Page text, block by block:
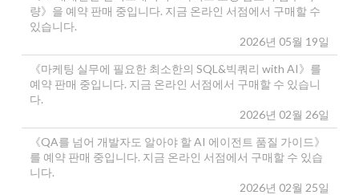
량》을 예약 판매 중입니다. 지금 온라인 서점에서 구매할 수
있습니다.
2026년 05월 19일
《마케팅 실무에 필요한 최소한의 SQL&빅쿼리 with AI》를
예약 판매 중입니다. 지금 온라인 서점에서 구매할 수 있습니
다.
2026년 02월 26일
《QA를 넘어 개발자도 알아야 할 AI 에이전트 품질 가이드》
를 예약 판매 중입니다. 지금 온라인 서점에서 구매할 수 있습
니다.
2026년 02월 25일